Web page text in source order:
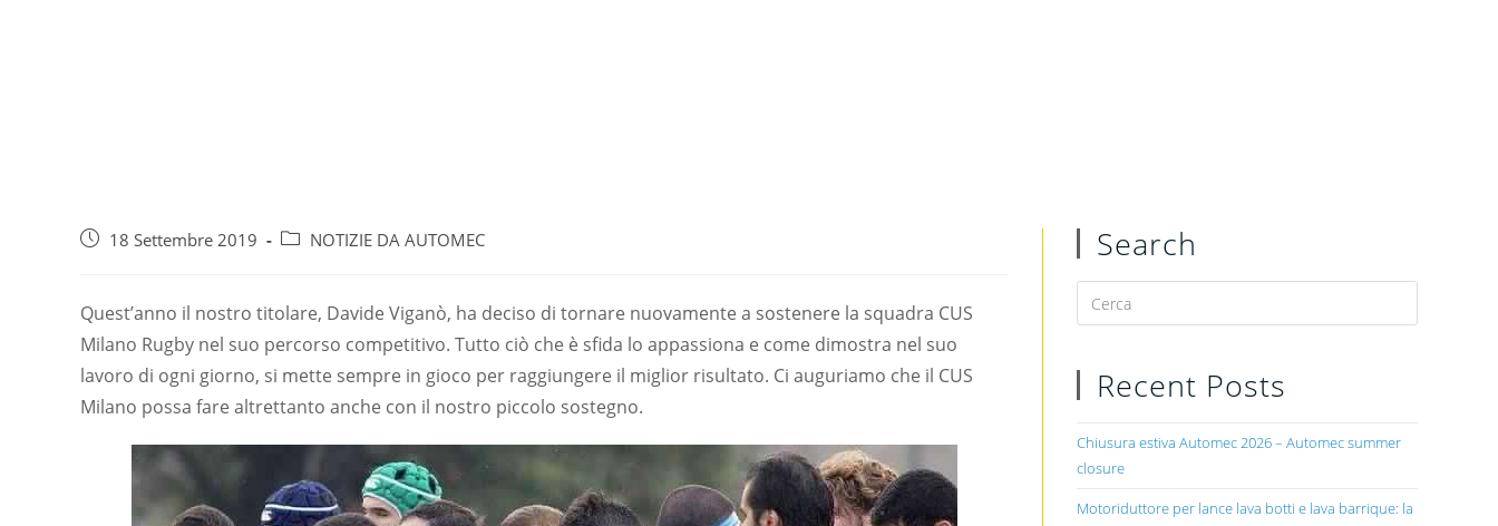
18 Settembre 2019 NOTIZIE DA AUTOMEC
Quest’anno il nostro titolare, Davide Viganò, ha deciso di tornare nuovamente a sostenere la squadra CUS
Milano Rugby nel suo percorso competitivo. Tutto ciò che è sfida lo appassiona e come dimostra nel suo
lavoro di ogni giorno, si mette sempre in gioco per raggiungere il miglior risultato. Ci auguriamo che il CUS
Milano possa fare altrettanto anche con il nostro piccolo sostegno.
Search
Recent Posts
Chiusura estiva Automec 2026 – Automec summer
closure
Motoriduttore per lance lava botti e lava barrique: la